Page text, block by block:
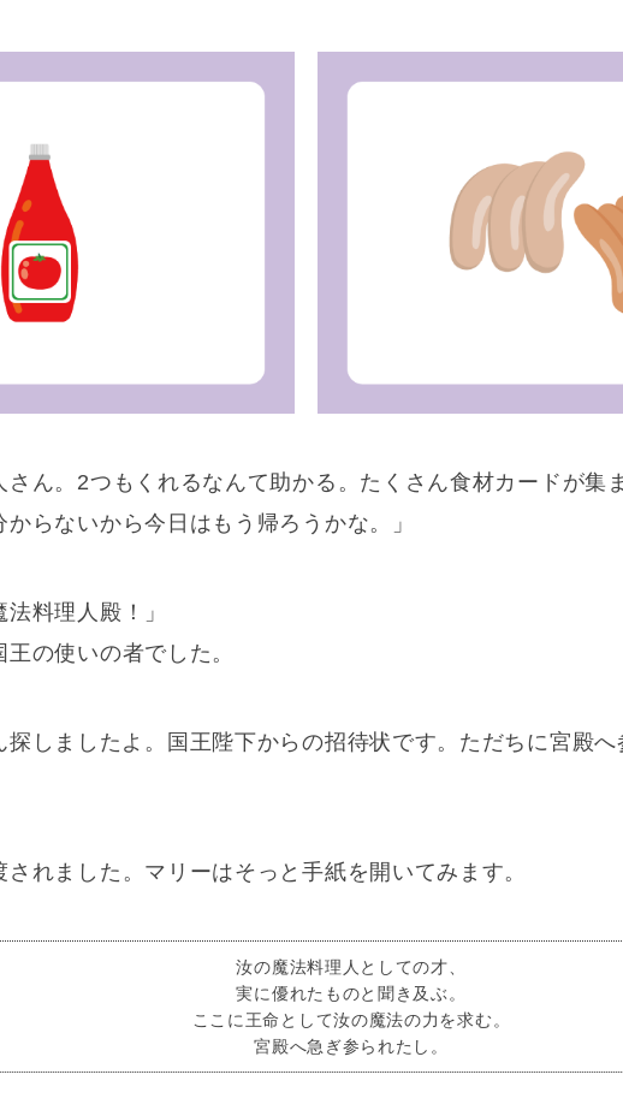
さん。2つもくれるなんて助かる。たくさん食材カードが集
らないから今日はもう帰ろうかな。」
法料理人殿！」
の使いの者でした。
探しましたよ。国王陛下からの招待状です。ただちに宮殿
れました。マリーはそっと手紙を開いてみます。
汝の魔法料理人としての才、
実に優れたものと聞き及ぶ。
ここに王命として汝の魔法の力を求む。
宮殿へ急ぎ参られたし。